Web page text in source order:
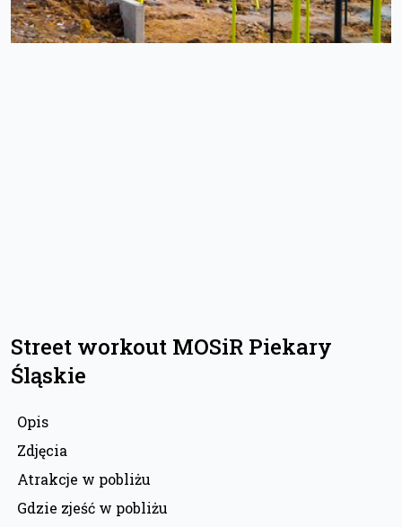
Street workout MOSiR Piekary
Śląskie
Opis
Zdjęcia
Atrakcje w pobliżu
Gdzie zjeść w pobliżu